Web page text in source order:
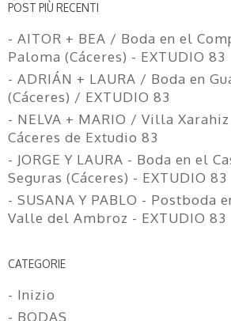
POST PIÙ RECENTI
- AITOR + BEA / Boda en el
Paloma (Cáceres) - EXTUDIO 83
- ADRIÁN + LAURA / Boda en
(Cáceres) / EXTUDIO 83
- NELVA + MARIO / Villa
Cáceres de Extudio 83
- JORGE Y LAURA - Boda en el
Seguras (Cáceres) - EXTUDIO 83
- SUSANA Y PABLO - Postboda
Valle del Ambroz - EXTUDIO 83
CATEGORIE
- Inizio
- BODAS